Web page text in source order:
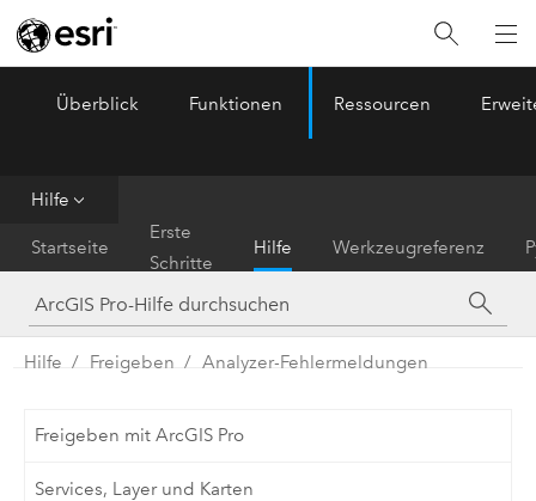
ArcGIS Pro
Überblick Funktionen Ressourcen
Hilfe
Startseite
Erste
Schritte
Hilfe Werkzeugreferenz
Hilfe Freigeben Analyzer-Fehlermeldungen
Freigeben mit ArcGIS Pro
Services, Layer und Karten